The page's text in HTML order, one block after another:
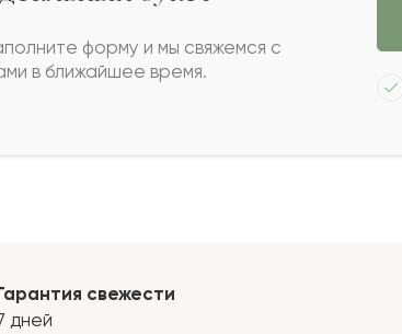
эмоции, племянница сказала, что красивее
свою жизнь.
форму и мы свяжемся с
в ближайшее время.
свежести
дней